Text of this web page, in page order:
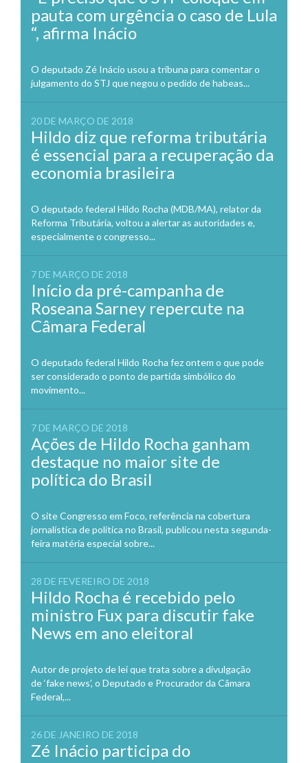
pauta com urgência o caso de Lula
“, afirma Inácio
O deputado Zé Inácio usou a tribuna para comentar o
julgamento do STJ que negou o pedido de habeas...
20 DE MARÇO DE 2018
Hildo diz que reforma tributária
é essencial para a recuperação da
economia brasileira
O deputado federal Hildo Rocha (MDB/MA), relator da
Reforma Tributária, voltou a alertar as autoridades e,
especialmente o congresso...
7 DE MARÇO DE 2018
Início da pré-campanha de
Roseana Sarney repercute na
Câmara Federal
O deputado federal Hildo Rocha fez ontem o que pode
ser considerado o ponto de partida simbólico do
movimento...
7 DE MARÇO DE 2018
Ações de Hildo Rocha ganham
destaque no maior site de
política do Brasil
O site Congresso em Foco, referência na cobertura
jornalística de política no Brasil, publicou nesta segunda-
feira matéria especial sobre...
28 DE FEVEREIRO DE 2018
Hildo Rocha é recebido pelo
ministro Fux para discutir fake
News em ano eleitoral
Autor de projeto de lei que trata sobre a divulgação
de ‘fake news’, o Deputado e Procurador da Câmara
Federal,...
26 DE JANEIRO DE 2018
Zé Inácio participa do